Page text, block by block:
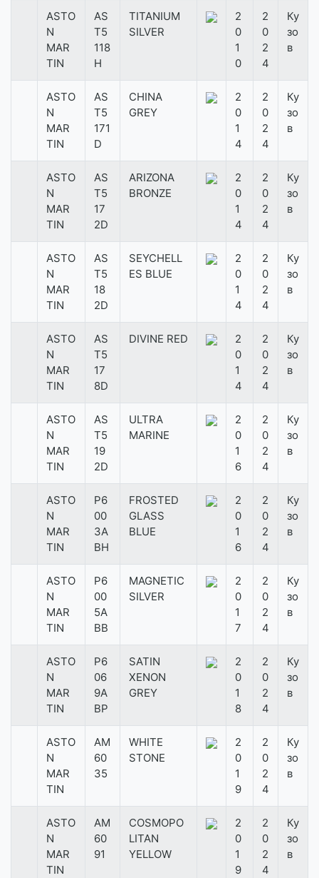
ASTO
N
MAR
TIN
AS
T5
118
H
TITANIUM
SILVER
2
0
1
0
2
0
2
4
Ку
зо
в
ASTO
N
MAR
TIN
AS
T5
171
D
CHINA
GREY
2
0
1
4
2
0
2
4
Ку
зо
в
ASTO
N
MAR
TIN
AS
T5
17
2D
ARIZONA
BRONZE
2
0
1
4
2
0
2
4
Ку
зо
в
ASTO
N
MAR
TIN
AS
T5
18
2D
SEYCHELL
ES BLUE
2
0
1
4
2
0
2
4
Ку
зо
в
ASTO
N
MAR
TIN
AS
T5
17
8D
DIVINE RED
2
0
1
4
2
0
2
4
Ку
зо
в
ASTO
N
MAR
TIN
AS
T5
19
2D
ULTRA
MARINE
2
0
1
6
2
0
2
4
Ку
зо
в
ASTO
N
MAR
TIN
P6
00
3A
BH
FROSTED
GLASS
BLUE
2
0
1
6
2
0
2
4
Ку
зо
в
ASTO
N
MAR
TIN
P6
00
5A
BB
MAGNETIC
SILVER
2
0
1
7
2
0
2
4
Ку
зо
в
ASTO
N
MAR
TIN
P6
06
9A
BP
SATIN
XENON
GREY
2
0
1
8
2
0
2
4
Ку
зо
в
ASTO
N
MAR
TIN
AM
60
35
WHITE
STONE
2
0
1
9
2
0
2
4
Ку
зо
в
ASTO
N
MAR
TIN
AM
60
91
COSMOPO
LITAN
YELLOW
2
0
1
9
2
0
2
4
Ку
зо
в